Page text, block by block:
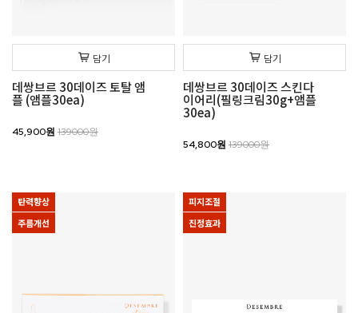
담기
데쌍브르 30데이즈 토탈 앰
플 (앰플30ea)
45,900원 139000원
담기
데쌍브르 30데이즈 스킨다
이어리(필링크림30g+앰플
30ea)
54,800원 139000원
탄력향상
주름개선
피지조절
진정효과